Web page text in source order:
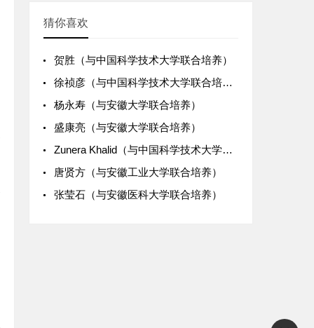
猜你喜欢
贺胜（与中国科学技术大学联合培养）
徐祯彦（与中国科学技术大学联合培养）
杨永寿（与安徽大学联合培养）
盛康亮（与安徽大学联合培养）
Zunera Khalid（与中国科学技术大学联合培养）
唐贤方（与安徽工业大学联合培养）
张莹石（与安徽医科大学联合培养）